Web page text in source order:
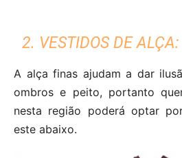
2. VESTIDOS DE ALÇA:
A alça finas ajudam a dar
ombros e peito, portanto
nesta região poderá optar
este abaixo.